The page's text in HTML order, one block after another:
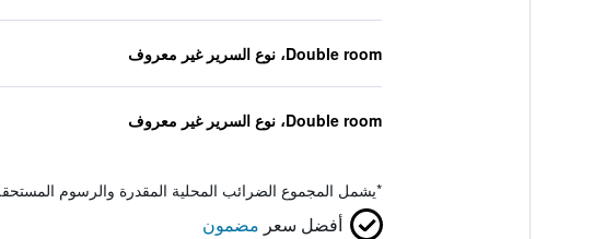
Double room، نوع السرير غير معروف
Double room، نوع السرير غير معروف
*يشمل المجموع الضرائب المحلية المقدرة والرسوم
أفضل سعر مضمون